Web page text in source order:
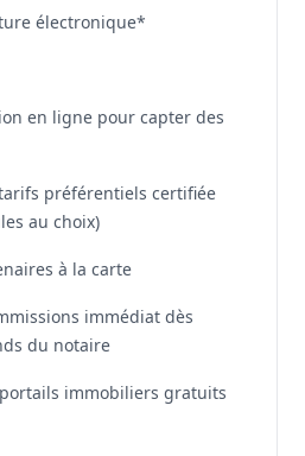
électronique*
en ligne pour capter des
préférentiels certifiée
au choix)
à la carte
immédiat dès
du notaire
immobiliers gratuits